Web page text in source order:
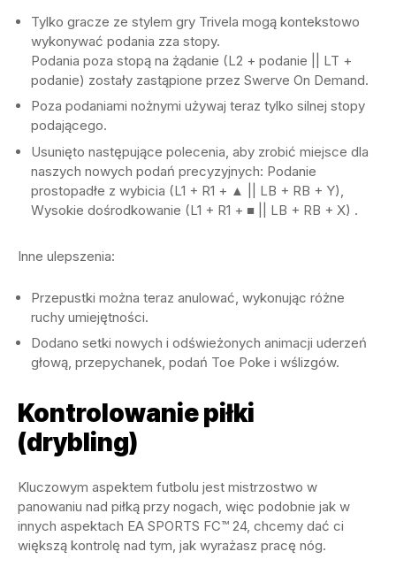
Tylko gracze ze stylem gry Trivela mogą kontekstowo
wykonywać podania zza stopy.
Podania poza stopą na żądanie (L2 + podanie || LT +
podanie) zostały zastąpione przez Swerve On Demand.
Poza podaniami nożnymi używaj teraz tylko silnej stopy
podającego.
Usunięto następujące polecenia, aby zrobić miejsce dla
naszych nowych podań precyzyjnych: Podanie
prostopadłe z wybicia (L1 + R1 + ▲ || LB + RB + Y),
Wysokie dośrodkowanie (L1 + R1 + ■ || LB + RB + X) .
Inne ulepszenia:
Przepustki można teraz anulować, wykonując różne
ruchy umiejętności.
Dodano setki nowych i odświeżonych animacji uderzeń
głową, przepychanek, podań Toe Poke i wślizgów.
Kontrolowanie piłki
(drybling)
Kluczowym aspektem futbolu jest mistrzostwo w
panowaniu nad piłką przy nogach, więc podobnie jak w
innych aspektach EA SPORTS FC™ 24, chcemy dać ci
większą kontrolę nad tym, jak wyrażasz pracę nóg.